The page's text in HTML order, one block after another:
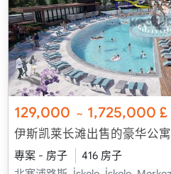
129,000 ~ 1,725,000£
伊斯凯莱长滩出售的豪华公
專案 - 房子
416 房子